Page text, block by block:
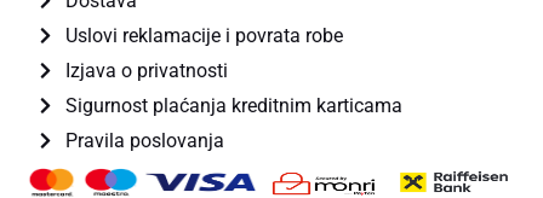
Uslovi reklamacije i povrata robe
Izjava o privatnosti
Sigurnost plaćanja kreditnim karticama
Pravila poslovanja